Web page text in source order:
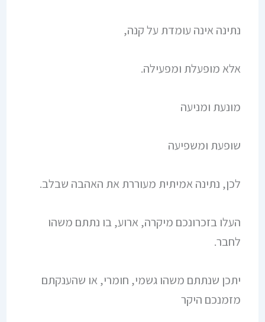
נתינה אינה עומדת על קנה,
אלא מופעלת ומפעילה.
מונעת ומניעה
שופעת ומשפיעה
לכן, נתינה אמיתית מעוררת את האהבה שבלב.
העלו בזכרונכם מיקרה, ארוע, בו נתתם משהו
לחבר.
יתכן שנתתם משהו גשמי, חומרי, או שהענקתם
מזמנכם היקר